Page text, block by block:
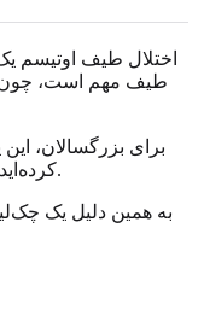
اختلال طیف اوتیسم
طیف مهم است، چون
برای بزرگسالان،
کرده‌اید، یا زندگی خود را حول روتین‌هایی ساخته‌اید که استرس را کاهش می‌دهند. از بیرون، ممکن است به نظر برسد که از پس امور برمی‌آیید. در درون، تلاش ممکن است دائمی احساس شود.
به همین دلیل یک